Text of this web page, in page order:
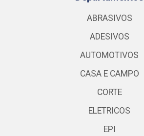
ABRASIVOS
ADESIVOS
AUTOMOTIVOS
CASA E CAMPO
CORTE
ELETRICOS
EPI